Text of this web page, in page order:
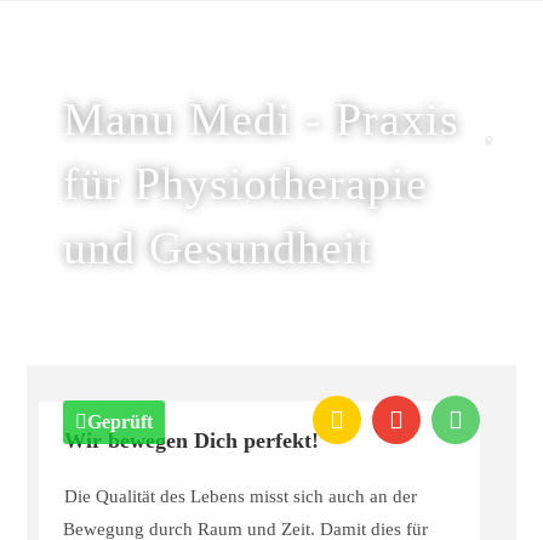
Manu Medi - Praxis
für Physiotherapie
und Gesundheit
Geprüft
Wir bewegen Dich perfekt!
Die Qualität des Lebens misst sich auch an der
Bewegung durch Raum und Zeit. Damit dies für